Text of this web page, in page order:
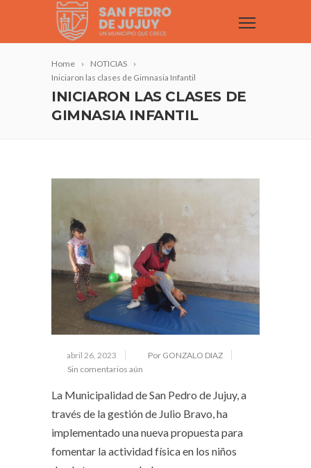
Home
NOTICIAS
Iniciaron las clases de Gimnasia Infantil
INICIARON LAS CLASES DE
GIMNASIA INFANTIL
abril 26, 2023
Por GONZALO DIAZ
Sin comentarios aún
La Municipalidad de San Pedro de Jujuy, a
través de la gestión de Julio Bravo, ha
implementado una nueva propuesta para
fomentar la actividad física en los niños